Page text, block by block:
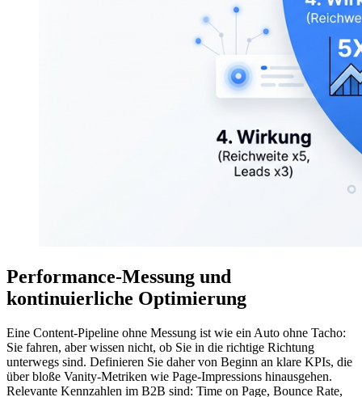
Performance-Messung und
kontinuierliche Optimierung
Eine Content-Pipeline ohne Messung ist wie ein Auto ohne Tacho:
Sie fahren, aber wissen nicht, ob Sie in die richtige Richtung
unterwegs sind. Definieren Sie daher von Beginn an klare KPIs, die
über bloße Vanity-Metriken wie Page-Impressions hinausgehen.
Relevante Kennzahlen im B2B sind: Time on Page, Bounce Rate,